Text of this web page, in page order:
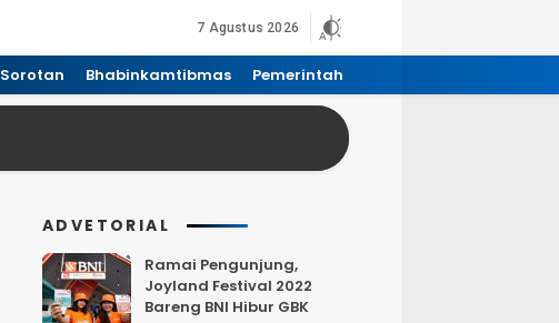
7 Agustus 2026
Sorotan Bhabinkamtibmas Pemerintah
ADVETORIAL
Ramai Pengunjung,
Joyland Festival 2022
Bareng BNI Hibur GBK